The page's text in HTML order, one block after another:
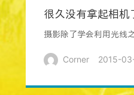
很久没有拿起相机
摄影除了学会利用光线
Corner 2015-